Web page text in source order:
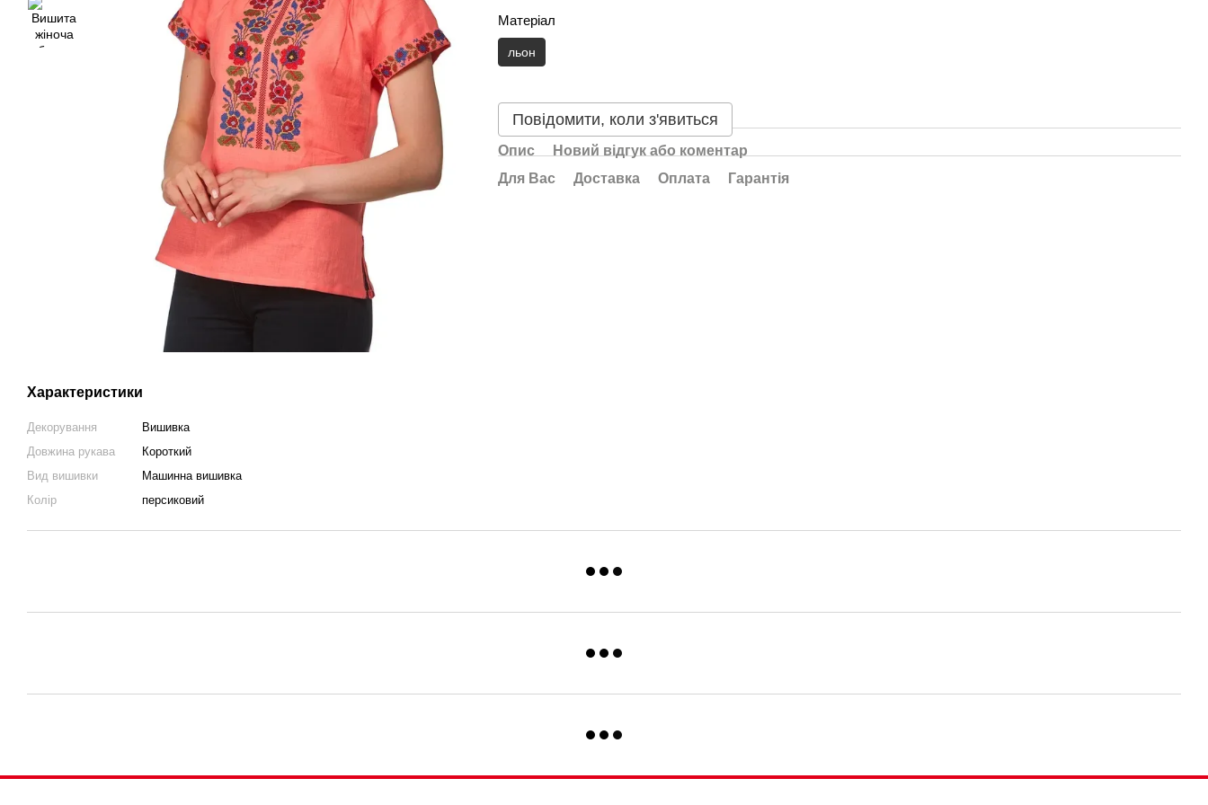
Характеристики
Декорування
Вишивка
Довжина рукава
Короткий
Вид вишивки
Машинна вишивка
Колір
персиковий
Матеріал
льон
Повідомити, коли з'явиться
Опис
Новий відгук або коментар
Для Вас
Доставка Оплата Гарантія